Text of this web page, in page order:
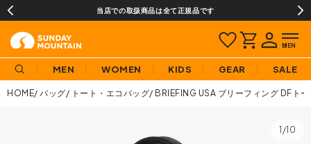
当店での取扱商品は全て正規品です
MEN WOMEN KIDS GEAR SALE
HOME バッグ トート・エコバッグ BRIEFING USA ブリーフィング DFト
1/10